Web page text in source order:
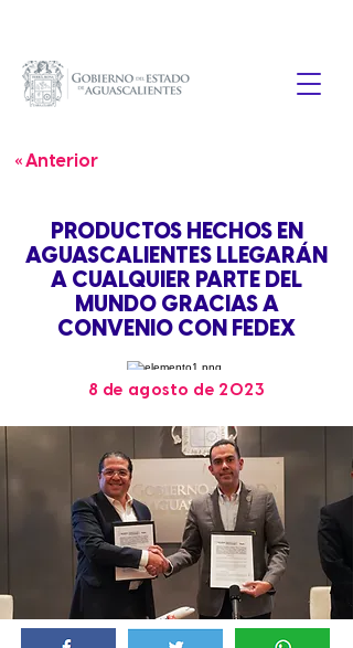
« Anterior
PRODUCTOS HECHOS EN
AGUASCALIENTES LLEGARÁN
A CUALQUIER PARTE DEL
MUNDO GRACIAS A
CONVENIO CON FEDEX
8 de agosto de 2023